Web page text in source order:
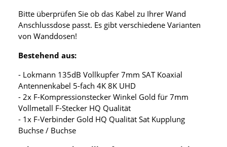
Bitte überprüfen Sie ob das Kabel zu Ihrer Wand
Anschlussdose passt. Es gibt verschiedene Varianten
von Wanddosen!
Bestehend aus:
- Lokmann 135dB Vollkupfer 7mm SAT Koaxial
Antennenkabel 5-fach 4K 8K UHD
- 2x F-Kompressionstecker Winkel Gold für 7mm
Vollmetall F-Stecker HQ Qualität
- 1x F-Verbinder Gold HQ Qualität Sat Kupplung
Buchse / Buchse